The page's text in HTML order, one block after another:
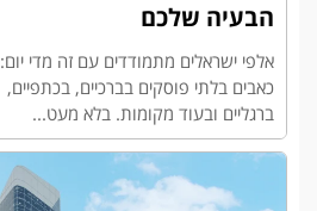
הבעיה שלכם
אלפי ישראלים מתמודדים עם זה מדי יום:
כאבים בלתי פוסקים בברכיים, בכתפיים,
ברגליים ובעוד מקומות. בלא מעט...